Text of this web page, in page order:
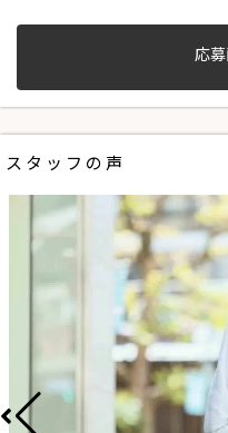
応
スタッフの声